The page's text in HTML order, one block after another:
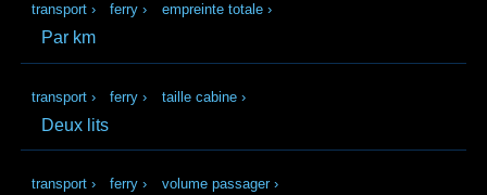
transport › ferry › empreinte totale ›
Par km
transport › ferry › taille cabine ›
Deux lits
transport › ferry › volume passager ›